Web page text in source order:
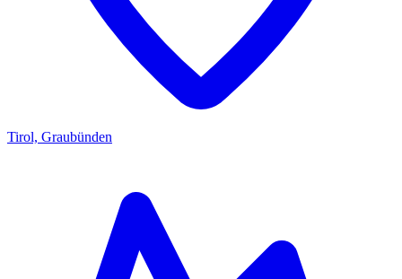
Tirol, Graubünden